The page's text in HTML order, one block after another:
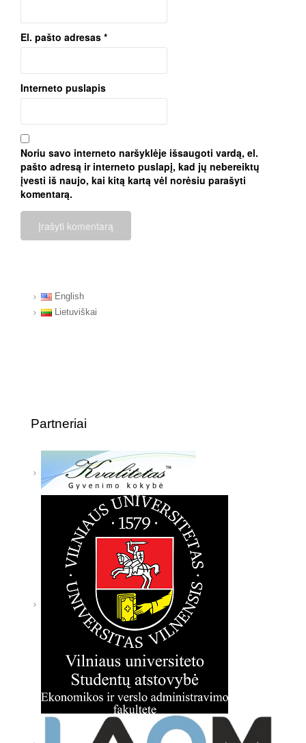
El. pašto adresas *
Interneto puslapis
Noriu savo interneto naršyklėje išsaugoti vardą, el.
pašto adresą ir interneto puslapį, kad jų nebereiktų
įvesti iš naujo, kai kitą kartą vėl norėsiu parašyti
komentarą.
English
Lietuviškai
Partneriai